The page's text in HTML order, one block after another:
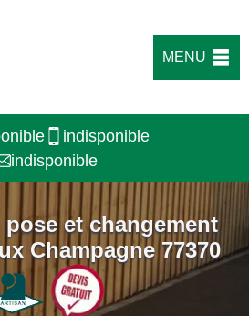
MENU
indisponible
indisponible
et changement
Champagne 77370